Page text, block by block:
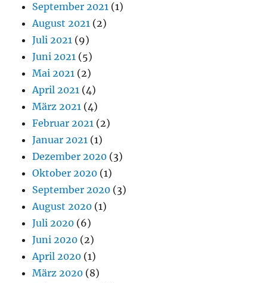
September 2021 (1)
August 2021 (2)
Juli 2021 (9)
Juni 2021 (5)
Mai 2021 (2)
April 2021 (4)
März 2021 (4)
Februar 2021 (2)
Januar 2021 (1)
Dezember 2020 (3)
Oktober 2020 (1)
September 2020 (3)
August 2020 (1)
Juli 2020 (6)
Juni 2020 (2)
April 2020 (1)
März 2020 (8)